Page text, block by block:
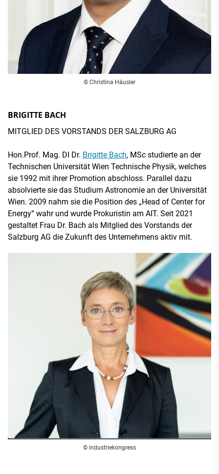
© Christina Häusler
BRIGITTE BACH
MITGLIED DES VORSTANDS DER SALZBURG AG
Hon.Prof. Mag. DI Dr. Brigitte Bach, MSc studierte an der
Technischen Universität Wien Technische Physik, welches
sie 1992 mit ihrer Promotion abschloss. Parallel dazu
absolvierte sie das Studium Astronomie an der Universität
Wien. 2009 nahm sie die Position des „Head of Center for
Energy“ wahr und wurde Prokuristin am AIT. Seit 2021
gestaltet Frau Dr. Bach als Mitglied des Vorstands der
Salzburg AG die Zukunft des Unternehmens aktiv mit.
© industriekongress